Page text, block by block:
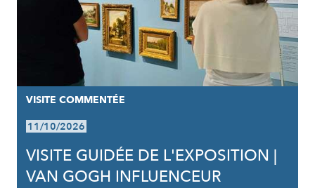
VISITE COMMENTÉE
11/10/2026
VISITE GUIDÉE DE L'EXPOSITION |
VAN GOGH INFLUENCEUR